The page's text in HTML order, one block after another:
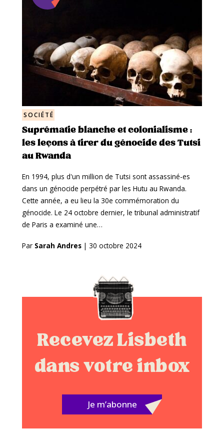
SOCIÉTÉ
Suprématie blanche et colonialisme :
les leçons à tirer du génocide des Tutsi
au Rwanda
En 1994, plus d'un million de Tutsi sont assassiné-es
dans un génocide perpétré par les Hutu au Rwanda.
Cette année, a eu lieu la 30e commémoration du
génocide. Le 24 octobre dernier, le tribunal administratif
de Paris a examiné une…
Par Sarah Andres | 30 octobre 2024
Recevez Lisbeth
dans votre inbox
Je m’abonne